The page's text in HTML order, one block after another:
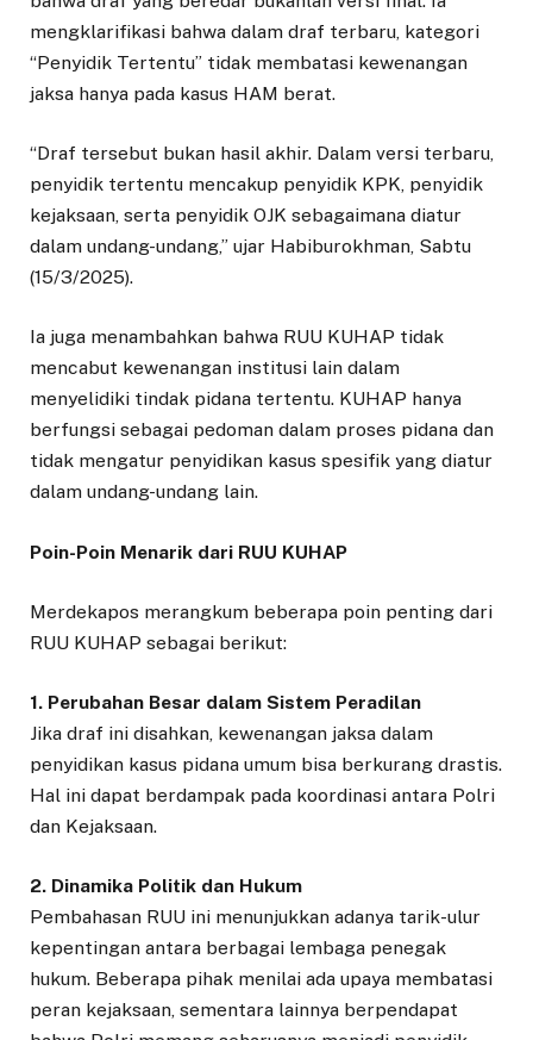
mengklarifikasi bahwa dalam draf terbaru, kategori
“Penyidik Tertentu” tidak membatasi kewenangan
jaksa hanya pada kasus HAM berat.
“Draf tersebut bukan hasil akhir. Dalam versi terbaru,
penyidik tertentu mencakup penyidik KPK, penyidik
kejaksaan, serta penyidik OJK sebagaimana diatur
dalam undang-undang,” ujar Habiburokhman, Sabtu
(15/3/2025).
Ia juga menambahkan bahwa RUU KUHAP tidak
mencabut kewenangan institusi lain dalam
menyelidiki tindak pidana tertentu. KUHAP hanya
berfungsi sebagai pedoman dalam proses pidana dan
tidak mengatur penyidikan kasus spesifik yang diatur
dalam undang-undang lain.
Poin-Poin Menarik dari RUU KUHAP
Merdekapos merangkum beberapa poin penting dari
RUU KUHAP sebagai berikut:
1. Perubahan Besar dalam Sistem Peradilan
Jika draf ini disahkan, kewenangan jaksa dalam
penyidikan kasus pidana umum bisa berkurang drastis.
Hal ini dapat berdampak pada koordinasi antara Polri
dan Kejaksaan.
2. Dinamika Politik dan Hukum
Pembahasan RUU ini menunjukkan adanya tarik-ulur
kepentingan antara berbagai lembaga penegak
hukum. Beberapa pihak menilai ada upaya membatasi
peran kejaksaan, sementara lainnya berpendapat